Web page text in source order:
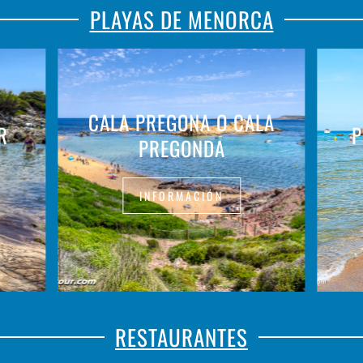
PLAYAS DE MENORCA
CALA PREGONA O CALA
PREGONDA
INFORMACIÓN
RESTAURANTES